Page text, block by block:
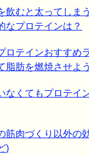
飲むと太ってしま
なプロテインは？
ロテインおすすめ
脂肪を燃焼させよ
なくてもプロテイ
筋肉づくり以外の
)